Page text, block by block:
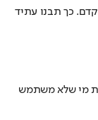
כך תבנו עתיד
מי שלא משתמש